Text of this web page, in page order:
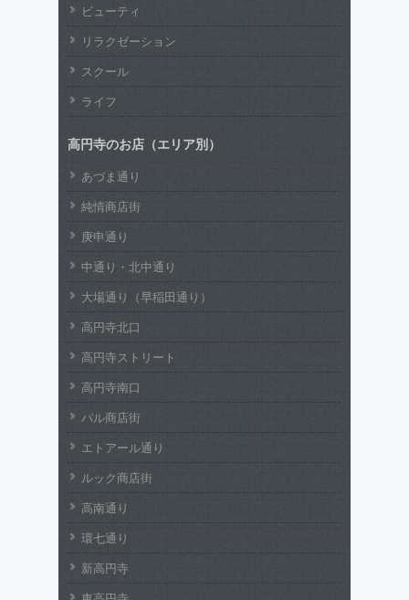
ビューティ
リラクゼーション
スクール
ライフ
高円寺のお店（エリア別）
あづま通り
純情商店街
庚申通り
中通り・北中通り
大場通り（早稲田通り）
高円寺北口
高円寺ストリート
高円寺南口
パル商店街
エトアール通り
ルック商店街
高南通り
環七通り
新高円寺